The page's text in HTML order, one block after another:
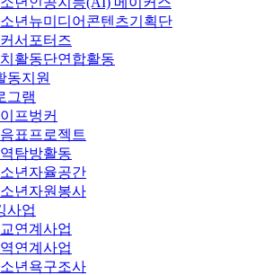
년뉴미디어콘텐츠기획단
서포터즈
활동단연합활동
동지원
그램
프벙커
표프로젝트
탐방활동
년자율공간
년자원봉사
사업
연계사업
연계사업
년욕구조사